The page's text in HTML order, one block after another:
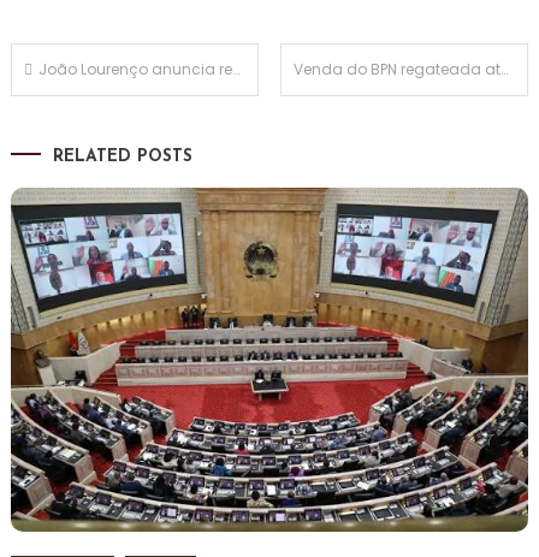
Navegação
João Lourenço anuncia recandidatura à presidência do MPLA Venda do BPN regateada até à última hora permitiu ver os milhões de Isabel dos Santos e entrar na operação Lava Jato
RELATED POSTS